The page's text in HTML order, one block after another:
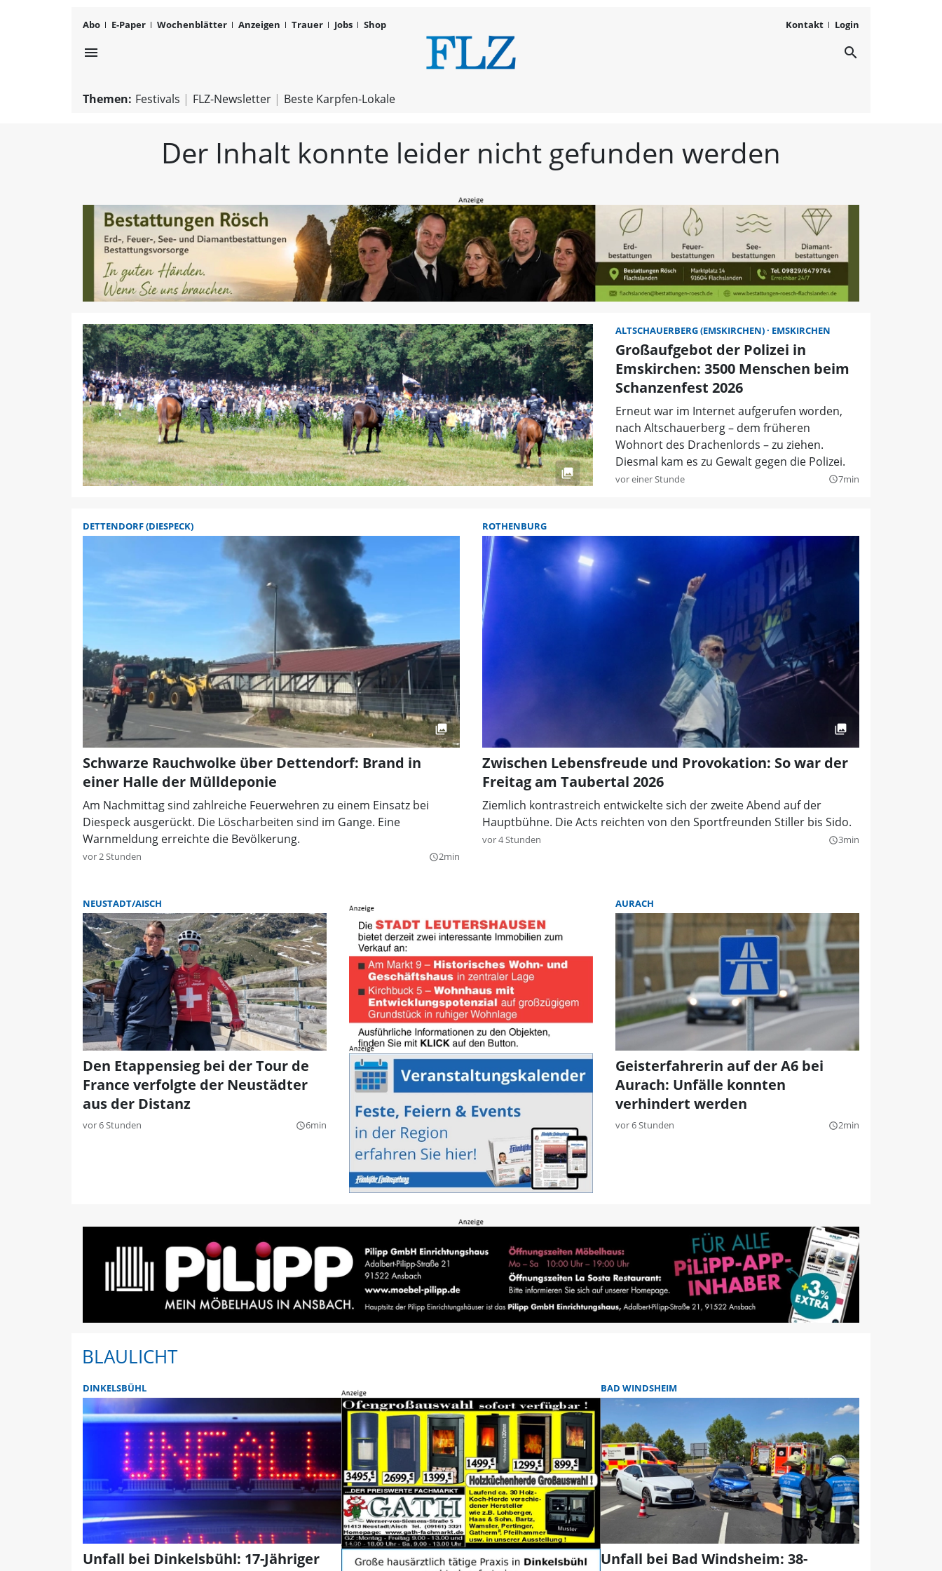
Abo E-Paper Wochenblätter Anzeigen Trauer Jobs Shop Kontakt Login
menu FLZ – Nachrichten aus search
Themen: Festivals FLZ-Newsletter Beste Karpfen-Lokale
Der Inhalt konnte leider nicht gefunden werden
ALTSCHAUERBERG (EMSKIRCHEN) EMSKIRCHEN
Großaufgebot der Polizei in
Emskirchen: 3500 Menschen beim
Schanzenfest 2026
Erneut war im Internet aufgerufen worden,
nach Altschauerberg – dem früheren
Wohnort des Drachenlords – zu ziehen.
Diesmal kam es zu Gewalt gegen die Polizei.
vor einer Stunde query_builder7min
DETTENDORF (DIESPECK)
Schwarze Rauchwolke über Dettendorf: Brand in
einer Halle der Mülldeponie
Am Nachmittag sind zahlreiche Feuerwehren zu einem Einsatz bei
Diespeck ausgerückt. Die Löscharbeiten sind im Gange. Eine
Warnmeldung erreichte die Bevölkerung.
vor 2 Stunden query_builder2min
ROTHENBURG
Zwischen Lebensfreude und Provokation: So war der
Freitag am Taubertal 2026
Ziemlich kontrastreich entwickelte sich der zweite Abend auf der
Hauptbühne. Die Acts reichten von den Sportfreunden Stiller bis Sido.
vor 4 Stunden query_builder3min
NEUSTADT/AISCH
Den Etappensieg bei der Tour de
France verfolgte der Neustädter
aus der Distanz
vor 6 Stunden query_builder6min
AURACH
Geisterfahrerin auf der A6 bei
Aurach: Unfälle konnten
verhindert werden
vor 6 Stunden query_builder2min
BLAULICHT
DINKELSBÜHL
Unfall bei Dinkelsbühl: 17-Jähriger
BAD WINDSHEIM
Unfall bei Bad Windsheim: 38-